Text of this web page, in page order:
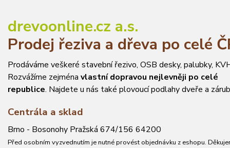
drevoonline.cz a.s.
Prodej řeziva a dřeva po celé
Prodáváme veškeré stavební řezivo, OSB desky, palubky,
Rozvážíme zejména vlastní dopravou nejlevněji po celé
republice. Najdete u nás také plovoucí podlahy dveře a
Centrála a sklad
Brno - Bosonohy Pražská 674/156 64200
Před osobním vyzvednutím je nutné provést objednávku z eshopu.